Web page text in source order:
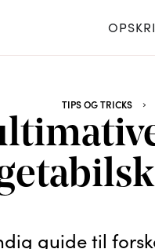
TIPS OG TRICKS
guide til